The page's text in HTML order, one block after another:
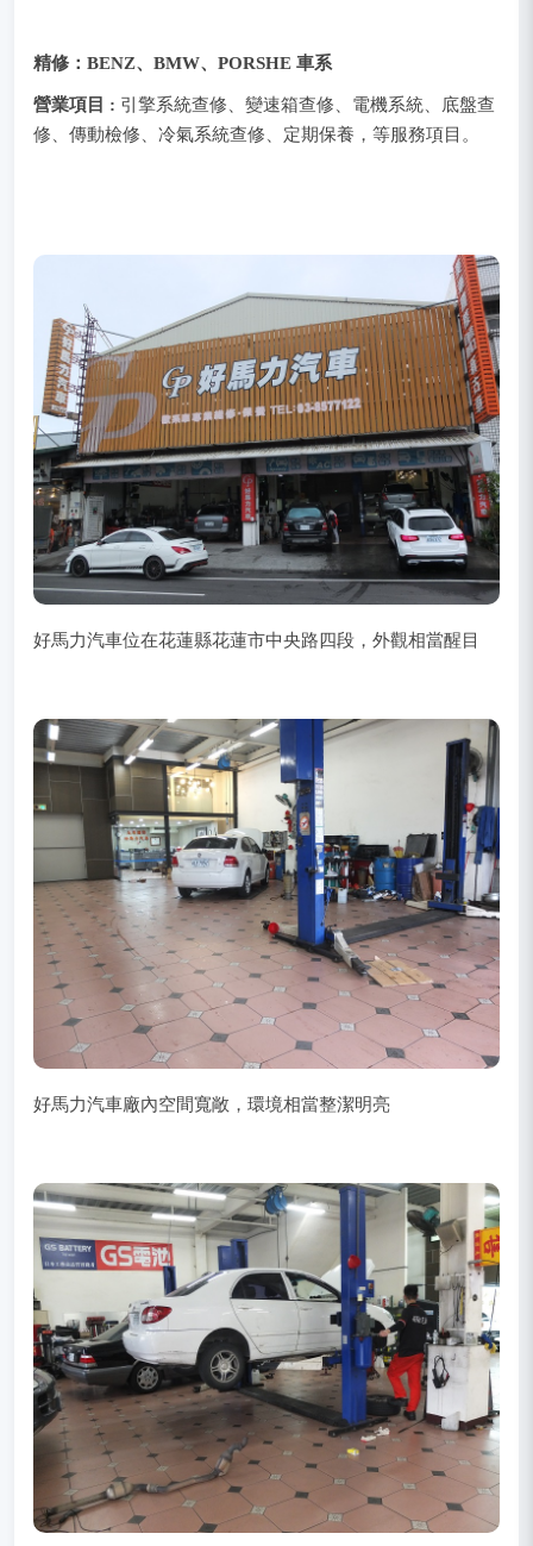
精修： BENZ、BMW、PORSHE 車系
營業項目 : 引擎系統查修、變速箱查修、電機系統、底盤查
修、傳動檢修、冷氣系統查修、定期保養，等服務項目。
好馬力汽車位在花蓮縣花蓮市中央路四段，外觀相當醒目
好馬力汽車廠內空間寬敞，環境相當整潔明亮